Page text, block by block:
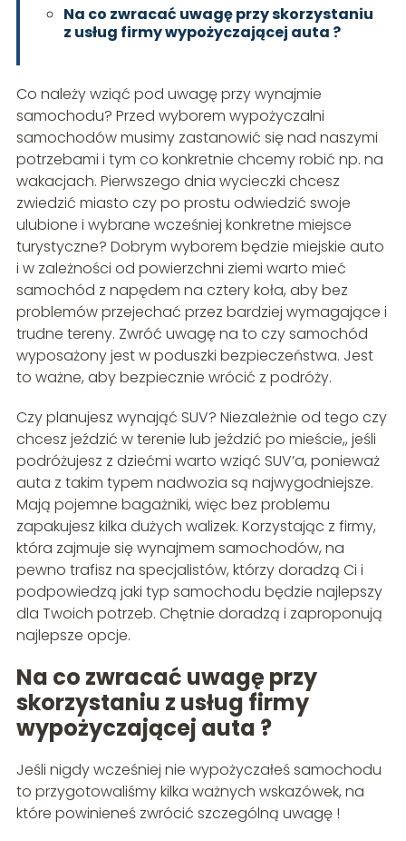
Na co zwracać uwagę przy skorzystaniu
z usług firmy wypożyczającej auta ?
Co należy wziąć pod uwagę przy wynajmie
samochodu? Przed wyborem wypożyczalni
samochodów musimy zastanowić się nad naszymi
potrzebami i tym co konkretnie chcemy robić np. na
wakacjach. Pierwszego dnia wycieczki chcesz
zwiedzić miasto czy po prostu odwiedzić swoje
ulubione i wybrane wcześniej konkretne miejsce
turystyczne? Dobrym wyborem będzie miejskie auto
i w zależności od powierzchni ziemi warto mieć
samochód z napędem na cztery koła, aby bez
problemów przejechać przez bardziej wymagające i
trudne tereny. Zwróć uwagę na to czy samochód
wyposażony jest w poduszki bezpieczeństwa. Jest
to ważne, aby bezpiecznie wrócić z podróży.
Czy planujesz wynająć SUV? Niezależnie od tego czy
chcesz jeździć w terenie lub jeździć po mieście,, jeśli
podróżujesz z dziećmi warto wziąć SUV’a, ponieważ
auta z takim typem nadwozia są najwygodniejsze.
Mają pojemne bagażniki, więc bez problemu
zapakujesz kilka dużych walizek. Korzystając z firmy,
która zajmuje się wynajmem samochodów, na
pewno trafisz na specjalistów, którzy doradzą Ci i
podpowiedzą jaki typ samochodu będzie najlepszy
dla Twoich potrzeb. Chętnie doradzą i zaproponują
najlepsze opcje.
Na co zwracać uwagę przy
skorzystaniu z usług firmy
wypożyczającej auta ?
Jeśli nigdy wcześniej nie wypożyczałeś samochodu
to przygotowaliśmy kilka ważnych wskazówek, na
które powinieneś zwrócić szczególną uwagę !